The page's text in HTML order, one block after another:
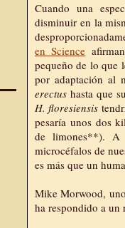
Cuando una
disminuir en la
en Science
pequeño de lo que
por adaptación al
erectus hasta que
H. floresiensis
pesaría unos dos
de limones**). A
microcéfalos de
es más que un
Mike Morwood,
ha respondido a un